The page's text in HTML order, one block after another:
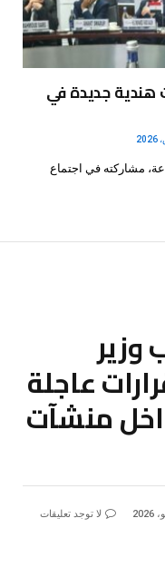
هندية جديدة في
مشاركته في اجتماع
وزير
عاجلة
منشآت
لا توجد تعليقات